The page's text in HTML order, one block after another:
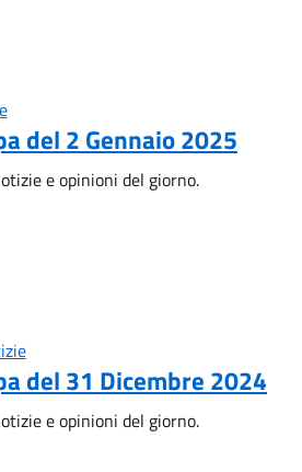
del 2 Gennaio 2025
e opinioni del giorno.
del 31 Dicembre 2024
e opinioni del giorno.